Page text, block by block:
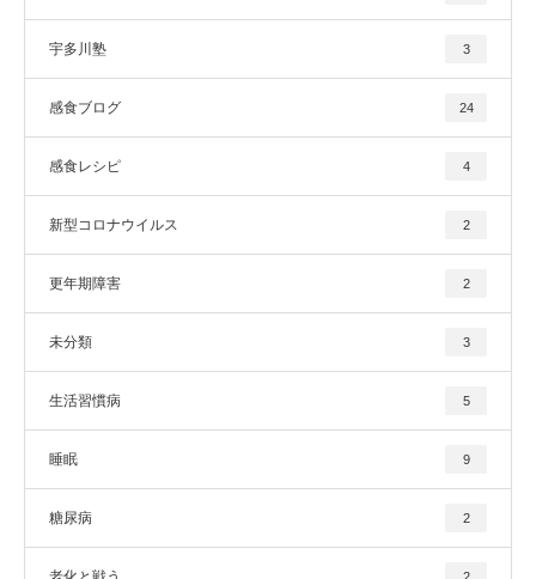
宇多川塾 3
感食ブログ 24
感食レシピ 4
新型コロナウイルス 2
更年期障害 2
未分類 3
生活習慣病 5
睡眠 9
糖尿病 2